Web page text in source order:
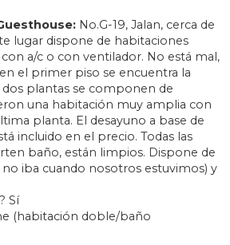
No.G-19, Jalan, cerca de
lugar dispone de habitaciones
a/c o con ventilador. No está mal,
el primer piso se encuentra la
dos plantas se componen de
una habitación muy amplia con
planta. El desayuno a base de
incluido en el precio. Todas las
baño, están limpios. Dispone de
iba cuando nosotros estuvimos) y
Sí
(habitación doble/baño